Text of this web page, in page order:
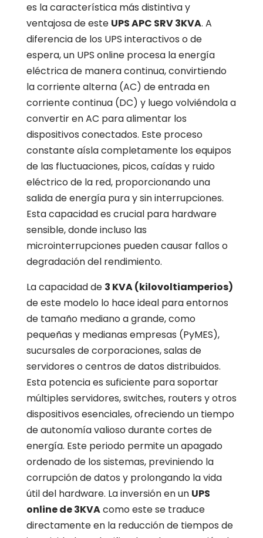
es la característica más distintiva y
ventajosa de este UPS APC SRV 3KVA. A
diferencia de los UPS interactivos o de
espera, un UPS online procesa la energía
eléctrica de manera continua, convirtiendo
la corriente alterna (AC) de entrada en
corriente continua (DC) y luego volviéndola a
convertir en AC para alimentar los
dispositivos conectados. Este proceso
constante aísla completamente los equipos
de las fluctuaciones, picos, caídas y ruido
eléctrico de la red, proporcionando una
salida de energía pura y sin interrupciones.
Esta capacidad es crucial para hardware
sensible, donde incluso las
microinterrupciones pueden causar fallos o
degradación del rendimiento.
La capacidad de 3 KVA (kilovoltiamperios)
de este modelo lo hace ideal para entornos
de tamaño mediano a grande, como
pequeñas y medianas empresas (PyMES),
sucursales de corporaciones, salas de
servidores o centros de datos distribuidos.
Esta potencia es suficiente para soportar
múltiples servidores, switches, routers y otros
dispositivos esenciales, ofreciendo un tiempo
de autonomía valioso durante cortes de
energía. Este periodo permite un apagado
ordenado de los sistemas, previniendo la
corrupción de datos y prolongando la vida
útil del hardware. La inversión en un UPS
online de 3KVAcomo este se traduce
directamente en la reducción de tiempos de